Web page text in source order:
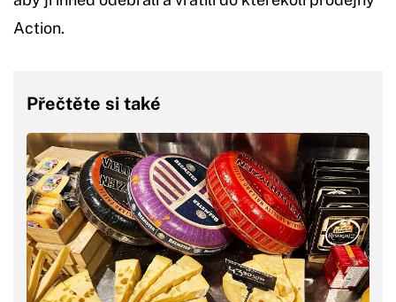
Action.
Přečtěte si také